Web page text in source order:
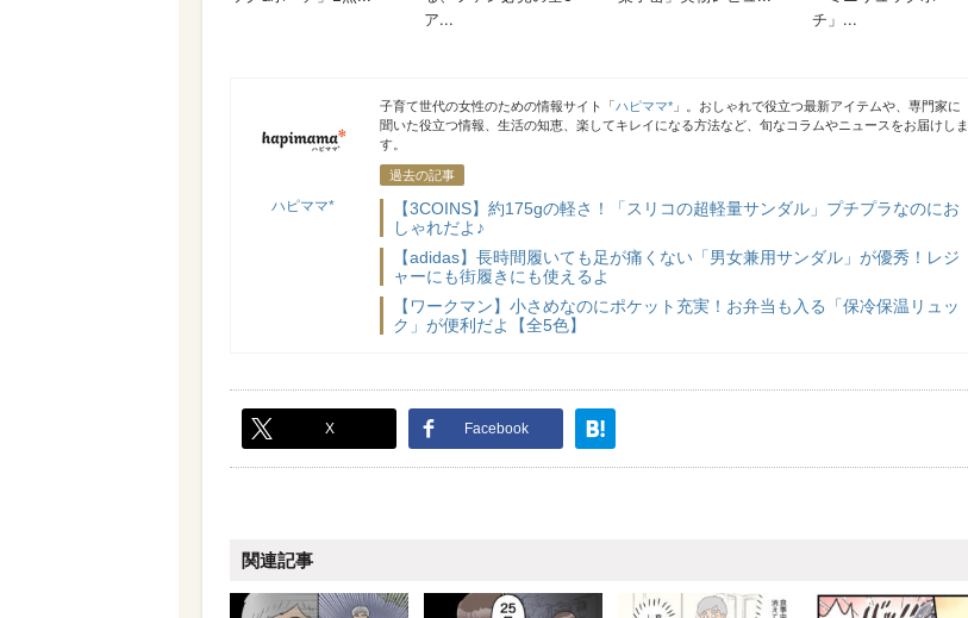
ハピママ*
ハピママ*
子育て世代の女性のための情報サイト「ハピママ* 」。おしゃれで役立つ最新アイテムや、専門家に
聞いた役立つ情報、生活の知恵、楽してキレイになる方法など、旬なコラムやニュースをお届けしま
す。
過去の記事
【3COINS】約175gの軽さ！「スリコの超軽量サンダル」プチプラなのにお
しゃれだよ♪
【adidas】長時間履いても足が痛くない「男女兼用サンダル」が優秀！レジ
ャーにも街履きにも使えるよ
【ワークマン】小さめなのにポケット充実！お弁当も入る「保冷保温リュッ
ク」が便利だよ【全5色】
X Facebook
関連記事